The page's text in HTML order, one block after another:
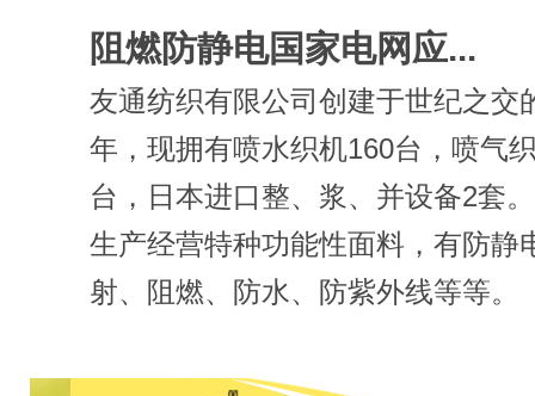
阻燃防静电国家电网应...
友通纺织有限公司创建于世纪之交
年，现拥有喷水织机160台，喷气
台，日本进口整、浆、并设备2套
生产经营特种功能性面料，有防静
射、阻燃、防水、防紫外线等等。